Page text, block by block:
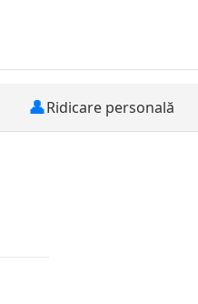
👤Ridicare personală